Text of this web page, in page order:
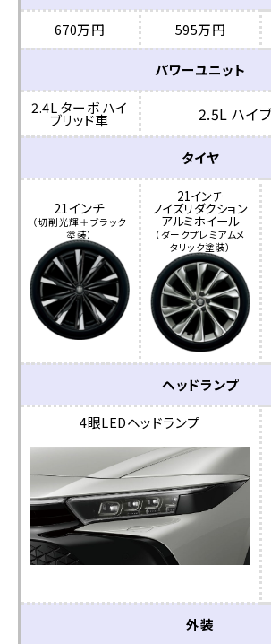
670万円 595万円
パワーユニット
2.4L ターボ ハイ
ブリッド車 2.5L ハイ
タイヤ
21インチ
（切削光輝＋ブラック
塗装）
21インチ
ノイズリダクション
アルミホイール
（ダークプレミアムメ
タリック塗装）
ヘッドランプ
4眼LEDヘッドランプ
外装